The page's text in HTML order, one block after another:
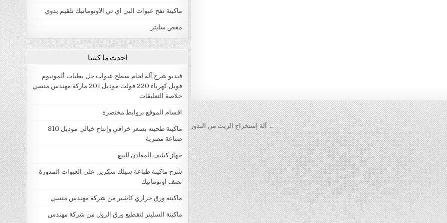
← آلة إستخراج الزيت من البذور
ماكينة نفخ عبوات البي اي تي الاوتوماتيك تلقيم يدوي
مقص سليتر
احدث ما كتبنا
فيديو شرح آلة لحام سطح عبوات جل بطبات ألمونيوم
فويل كهرباء 220 فولت موديل 201 ماركة مهندس منسي
خلاصة التعليقات
اقسام الموقع بروابط مختصرة
ماكينة طحينه بسعر خرافي وإنتاج خيالي موديل 810
صناعة مصرية
جهاز كشف المعادن للبيع
شرح ماكينة طباعة سيلك سكرين علي العبوات المدورة
نصف اوتوماتيك
ماكينه ورق حراري كاشير من شركة مهندس منسي
ماكينة السليتر لتقطيع ورق الرول من شركة مهندس